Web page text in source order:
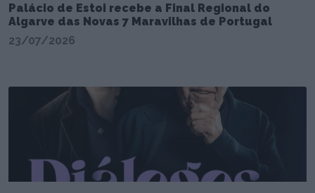
Palácio de Estoi recebe a Final Regional do
Algarve das Novas 7 Maravilhas de Portugal
23/07/2026